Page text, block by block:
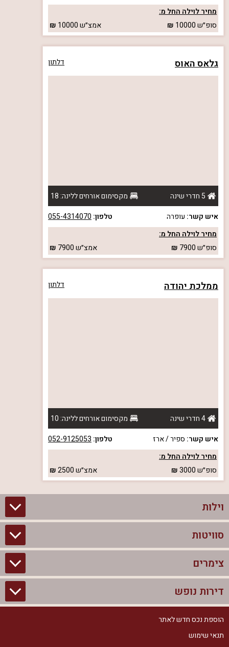
מחיר לוילה החל מ:
סופ״ש10000 אמצ״ש10000
גלאס האוס דלתון
5 חדרי שינה
מקסימום אורחים ללינה: 18
איש קשר: עופרה טלפון: 055-4314070
מחיר לוילה החל מ:
סופ״ש7900 אמצ״ש7900
ממלכת יהודה דלתון
4 חדרי שינה
מקסימום אורחים ללינה: 10
איש קשר: ספיר / ארז טלפון: 052-9125053
מחיר לוילה החל מ:
סופ״ש3000 אמצ״ש2500
וילות
וילות בצפון
וילות להשכרה
וילות למסיבת רווקים
סוויטות
סוויטות בצפון
צימרים לזוגות עם בריכה פרטית
צימרים יוקרתיים
צימרים
צימרים בצפון
צימרים לזוגות
צימרים למשפחות
דירות נופש
דירות נופש בצפון
הוספת נכס חדש לאתר
תנאי שימוש